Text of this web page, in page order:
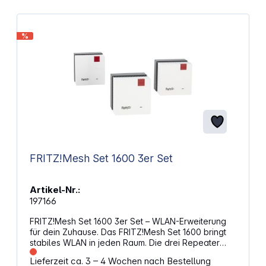
und reduziert effektiv Funklöcher WPS-Taste
vereinfacht die Einrichtung und erhöht die
Netzwerksicherheit Flexible Nutzung als Repeater
oder Access Point passt sich deiner
Netzwerkstruktur an 4 interne Antennen verbessern
die Signalstärke und Reichweite im Alltag Ethernet-
Anschluss erlaubt kabelgebundene Verbindungen
für Geräte wie Smart TV oder PC Integriertes
%
FRITZ!Mesh Set 1600 3er Set
Artikel-Nr.:
197166
FRITZ!Mesh Set 1600 3er Set – WLAN-Erweiterung
für dein Zuhause. Das FRITZ!Mesh Set 1600 bringt
stabiles WLAN in jeden Raum. Die drei Repeater
arbeiten im Mesh-Verbund und sorgen für eine
durchgängige Verbindung ohne Unterbrechungen.
Lieferzeit ca. 3 – 4 Wochen nach Bestellung